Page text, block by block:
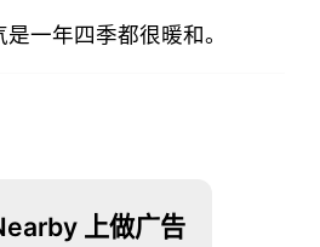
一年四季都很暖和。
上做广告